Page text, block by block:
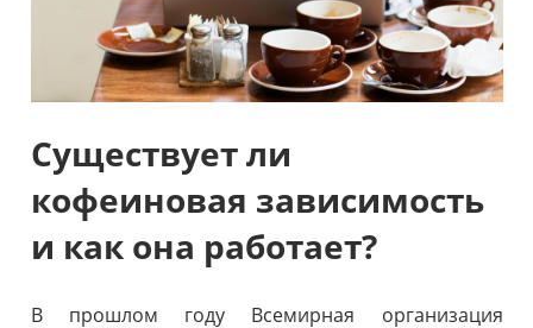
Существует ли
кофеиновая зависимость
и как она работает?
В прошлом году Всемирная организация